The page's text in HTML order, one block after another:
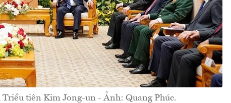
tiên Kim Jong-un - Ảnh: Quang Phúc.